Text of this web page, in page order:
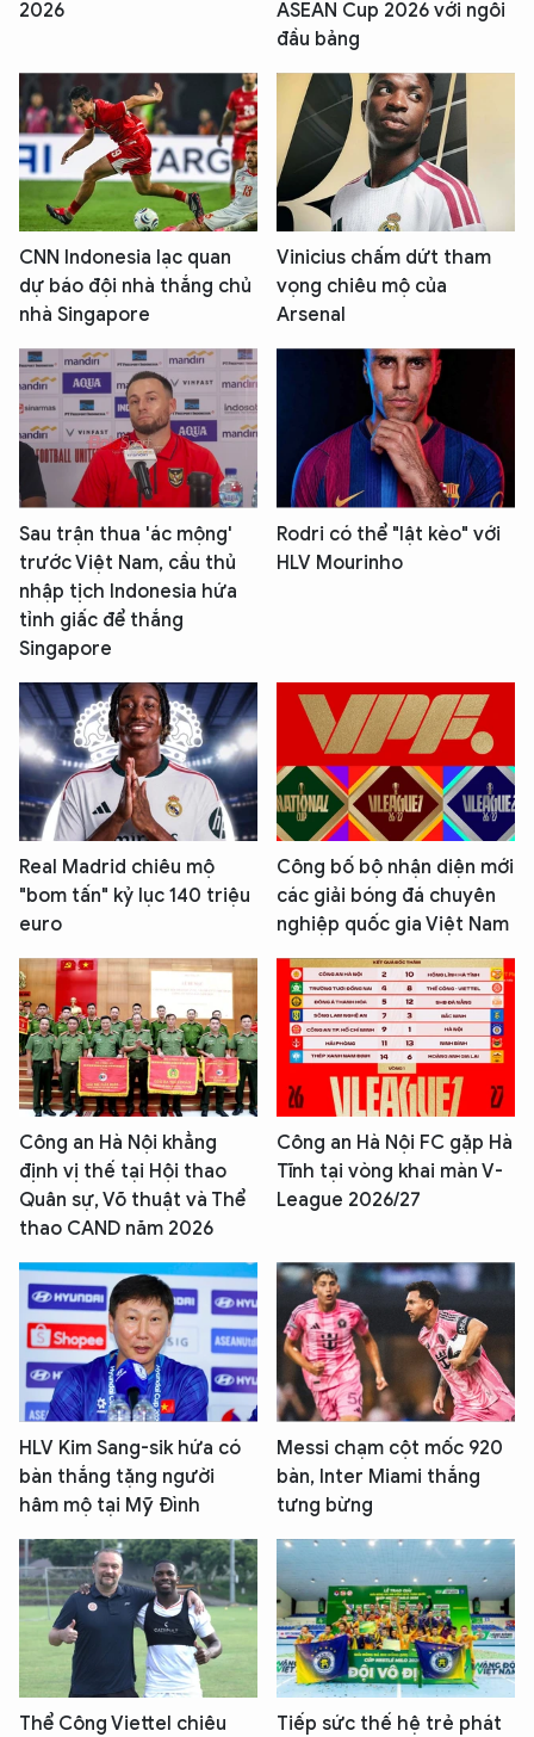
2026
ASEAN Cup 2026 với ngôi
đầu bảng
CNN Indonesia lạc quan
dự báo đội nhà thắng chủ
nhà Singapore
Vinicius chấm dứt tham
vọng chiêu mộ của
Arsenal
Sau trận thua 'ác mộng'
trước Việt Nam, cầu thủ
nhập tịch Indonesia hứa
tỉnh giấc để thắng
Singapore
Rodri có thể "lật kèo" với
HLV Mourinho
Real Madrid chiêu mộ
"bom tấn" kỷ lục 140 triệu
euro
Công bố bộ nhận diện mới
các giải bóng đá chuyên
nghiệp quốc gia Việt Nam
Công an Hà Nội khẳng
định vị thế tại Hội thao
Quân sự, Võ thuật và Thể
thao CAND năm 2026
Công an Hà Nội FC gặp Hà
Tĩnh tại vòng khai màn V-
League 2026/27
HLV Kim Sang-sik hứa có
bàn thắng tặng người
hâm mộ tại Mỹ Đình
Messi chạm cột mốc 920
bàn, Inter Miami thắng
tưng bừng
Thể Công Viettel chiêu
Tiếp sức thế hệ trẻ phát